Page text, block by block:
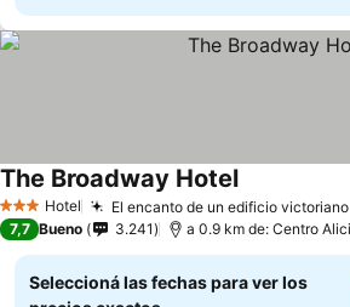
3 Estrellas
Hotel El encanto de un edificio victoriano
The Broadway Hotel
7,7 Bueno 3.241
Seleccioná las fechas para ver los